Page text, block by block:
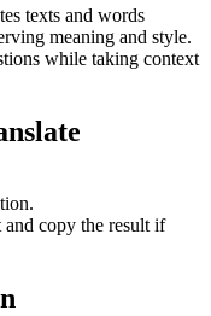
texts and words
meaning and style.
while taking context
and copy the result if